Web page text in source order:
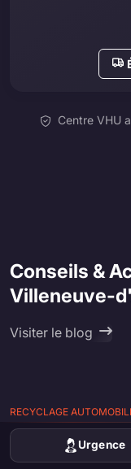
Centre VHU
Conseils &
Villeneuve-
Visiter le blog
RECYCLAGE
Prix de la ferraille
tonne, par kilo et
modèle
Urgence